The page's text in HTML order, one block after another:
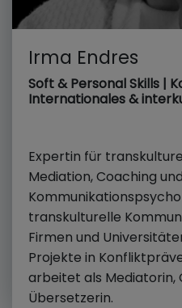
Irma Endres
Soft & Personal Skills |
Internationales &
Expertin für
Mediation, Coaching und
transkulturelle
Firmen und
Projekte in
arbeitet als Mediatorin,
Übersetzerin.